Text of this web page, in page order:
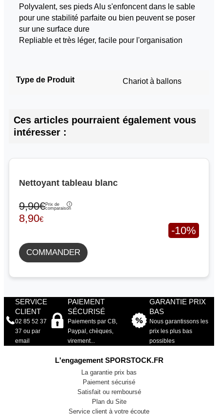
Polyvalent, ses pieds Alu s'enfoncent dans le sable
pour une stabilité parfaite ou bien peuvent se poser
sur une surface dure
Repliable et très léger, facile pour l'organisation
Type de Produit Chariot à ballons
Ces articles pourraient également vous
intéresser :
Nettoyant tableau blanc
9,90€Prix de
comparaison
8,90€
-10%
COMMANDER
SERVICE
CLIENT
02 85 52 37
37 ou par
email
PAIEMENT
SÉCURISÉ
Paiements par CB,
Paypal, chèques,
virement...
GARANTIE PRIX
BAS
Nous garantissons les
prix les plus bas
possibles
L'engagement SPORSTOCK.FR
La garantie prix bas
Paiement sécurisé
Satisfait ou remboursé
Plan du Site
Service client à votre écoute